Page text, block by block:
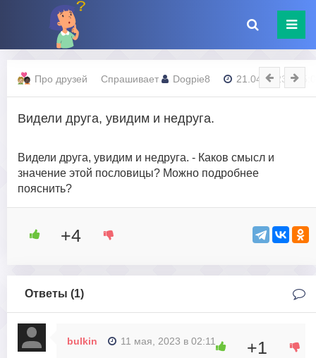
Про друзей Спрашивает Dogpie8 21.04.2023 -
Видели друга, увидим и недруга.
Видели друга, увидим и недруга. - Каков смысл и
значение этой пословицы? Можно подробнее
пояснить?
+4
Ответы (1)
bulkin 11 мая, 2023 в 02:11 +1